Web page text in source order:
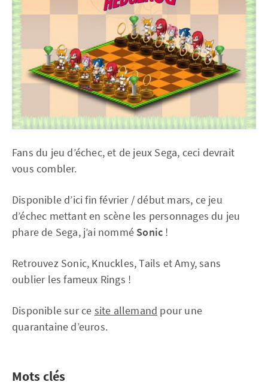
Fans du jeu d’échec, et de jeux Sega, ceci devrait
vous combler.
Disponible d’ici fin février / début mars, ce jeu
d’échec mettant en scène les personnages du jeu
phare de Sega, j’ai nommé Sonic !
Retrouvez Sonic, Knuckles, Tails et Amy, sans
oublier les fameux Rings !
Disponible sur ce site allemand pour une
quarantaine d’euros.
Mots clés